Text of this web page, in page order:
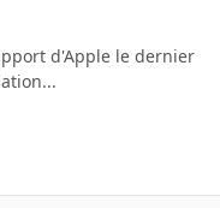
d'Apple le dernier